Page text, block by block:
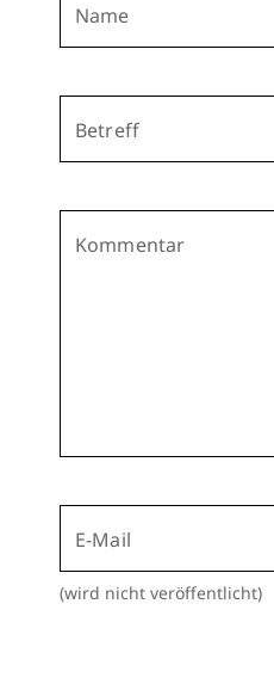
Name
Betreff
Kommentar
E-Mail
(wird nicht veröffentlicht)